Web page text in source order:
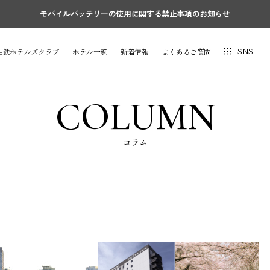
モバイルバッテリーの使用に関する禁止事項のお知らせ
鉄ホテルズクラブ ホテル一覧 新着情報 よくあるご質問 SNS
COLUMN
コラム